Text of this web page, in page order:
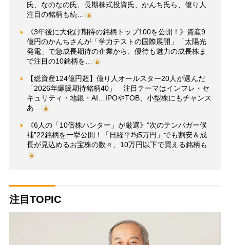
氏、なのなの氏、長期株式投資氏、かんち氏ら、億り人
注目の銘柄も続…
《3年後に大化け期待の銘柄トップ100を公開！》資産9
億円のかんちさんが「学力テストの国際展開」「太陽光
発電」で急成長期待の企業から、優待も魅力の成長株ま
で注目の10銘柄を…
【総資産124億円超】億り人オールスター20人が選んだ
「2026年爆騰期待銘柄40」 注目テーマはインフレ・セ
キュリティ・地銀・AI…IPOやTOB、小型株にもチャンス
あ…
《6人の「10倍株ハンター」が厳選》“次のテンバガー候
補”22銘柄を一挙公開！「日経平均5万円」でも割安＆成
長が見込めるお宝株の数々、10万円以下で買える銘柄も
注目TOPIC